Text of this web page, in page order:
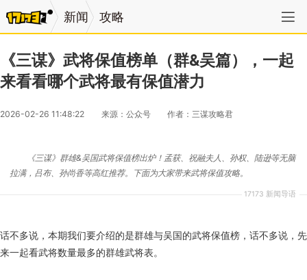
新闻 攻略
《三谋》武将保值榜单（群&吴篇），一起
来看看哪个武将最有保值潜力
2026-02-26 11:48:22 来源：公众号 作者：三谋攻略君
17173 新闻导语
《三谋》群雄&吴国武将保值榜出炉！孟获、祝融夫人、孙权、陆逊等无脑
拉满，吕布、孙尚香等高红推荐。下面为大家带来武将保值攻略。
话不多说，本期我们要介绍的是群雄与吴国的武将保值榜，话不多说，先
来一起看武将数量最多的群雄武将表。